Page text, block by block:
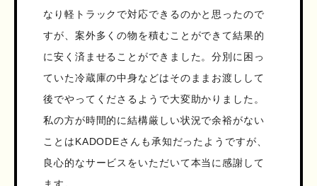
なり軽トラックで対応できるのかと思ったので
すが、案外多くの物を積むことができて結果的
に安く済ませることができました。分別に困っ
ていた冷蔵庫の中身などはそのままお渡しして
後でやってくださるようで大変助かりました。
私の方が時間的に結構厳しい状況で余裕がない
ことはKADODEさんも承知だったようですが、
良心的なサービスをいただいて本当に感謝して